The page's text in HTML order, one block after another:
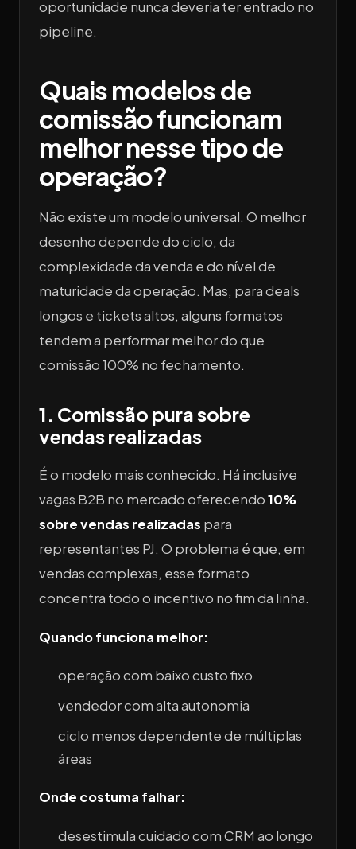
oportunidade nunca deveria ter entrado no
pipeline.
Quais modelos de
comissão funcionam
melhor nesse tipo de
operação?
Não existe um modelo universal. O melhor
desenho depende do ciclo, da
complexidade da venda e do nível de
maturidade da operação. Mas, para deals
longos e tickets altos, alguns formatos
tendem a performar melhor do que
comissão 100% no fechamento.
1. Comissão pura sobre
vendas realizadas
É o modelo mais conhecido. Há inclusive
vagas B2B no mercado oferecendo10%
sobre vendas realizadas para
representantes PJ. O problema é que, em
vendas complexas, esse formato
concentra todo o incentivo no fim da linha.
Quando funciona melhor:
operação com baixo custo fixo
vendedor com alta autonomia
ciclo menos dependente de múltiplas
áreas
Onde costuma falhar:
desestimula cuidado com CRM ao longo